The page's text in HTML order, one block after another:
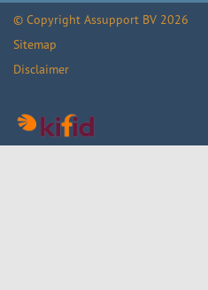
© Copyright Assupport BV 2026
Sitemap
Disclaimer